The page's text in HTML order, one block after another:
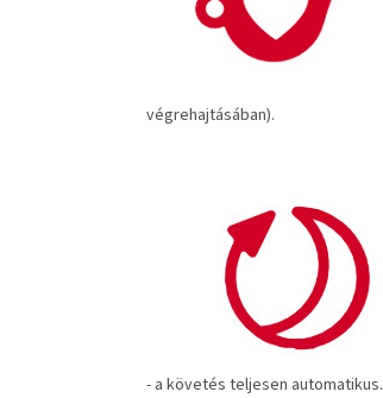
végrehajtásában).
- a követés teljesen automatikus.